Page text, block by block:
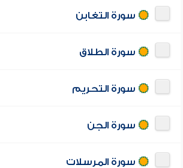
سورة التغابن
سورة الطلاق
سورة التحريم
سورة الجن
سورة المرسلات